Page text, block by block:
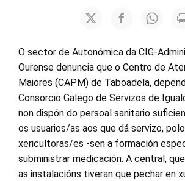
O sector de Autonómica da CIG-
Ourense denuncia que o Centro de
Maiores (CAPM) de Taboadela,
Consorcio Galego de Servizos de
non dispón do persoal sanitario
os usuarios/as aos que dá servizo,
xericultoras/es -sen a formación
subministrar medicación. A central,
as instalacións tiveran que pechar en